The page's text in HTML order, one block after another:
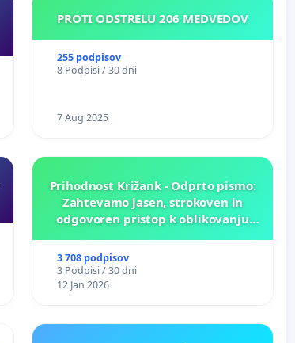
PROTI ODSTRELU 206 MEDVEDOV
255 podpisov
8 Podpisi / 30 dni
7 Aug 2025
Prihodnost Križank - Odprto pismo:
Zahtevamo jasen, strokoven in
odgovoren pristop k oblikovanju
3 708 podpisov
3 Podpisi / 30 dni
12 Jan 2026